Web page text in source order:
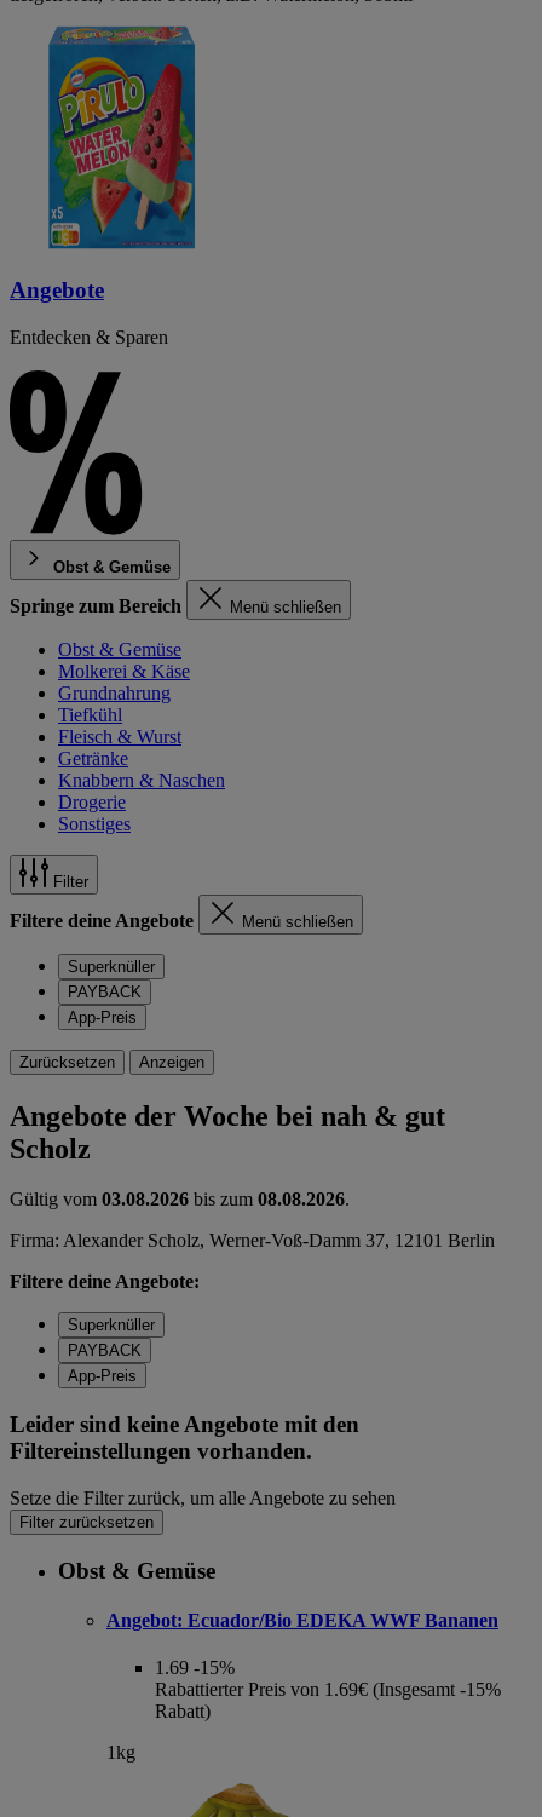
Angebote
Entdecken & Sparen
Obst & Gemüse
Springe zum Bereich Menü schließen
Obst & Gemüse
Molkerei & Käse
Grundnahrung
Tiefkühl
Fleisch & Wurst
Getränke
Knabbern & Naschen
Drogerie
Sonstiges
Filter
Filtere deine Angebote Menü schließen
Superknüller
PAYBACK
App-Preis
Zurücksetzen Anzeigen
Angebote der Woche bei nah & gut
Scholz
Gültig vom 03.08.2026 bis zum 08.08.2026.
Firma: Alexander Scholz, Werner-Voß-Damm 37, 12101 Berlin
Filtere deine Angebote:
Superknüller
PAYBACK
App-Preis
Leider sind keine Angebote mit den
Filtereinstellungen vorhanden.
Setze die Filter zurück, um alle Angebote zu sehen
Filter zurücksetzen
Obst & Gemüse
Angebot: Ecuador/Bio EDEKA WWF Bananen
1.69 -15%
Rabattierter Preis von 1.69€ (Insgesamt -15%
Rabatt)
1kg